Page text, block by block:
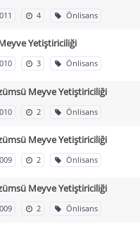
4 Önlisans
Yetiştiriciliği
3 Önlisans
Meyve Yetiştiriciliği
2 Önlisans
Meyve Yetiştiriciliği
2 Önlisans
Meyve Yetiştiriciliği
2 Önlisans